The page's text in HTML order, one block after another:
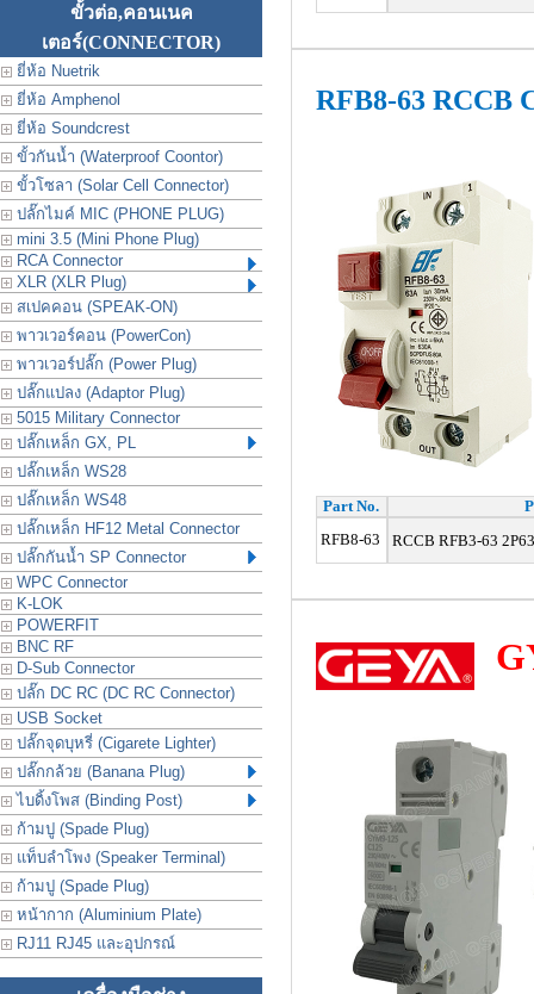
ขั้วต่อ,คอนเนค
เตอร์(CONNECTOR)
ยี่ห้อ Nuetrik
ยี่ห้อ Amphenol
ยี่ห้อ Soundcrest
ขั้วกันน้ำ (Waterproof Coontor)
ขั้วโซลา (Solar Cell Connector)
ปลั๊กไมค์ MIC (PHONE PLUG)
mini 3.5 (Mini Phone Plug)
RCA Connector
XLR (XLR Plug)
สเปคคอน (SPEAK-ON)
พาวเวอร์คอน (PowerCon)
พาวเวอร์ปลั๊ก (Power Plug)
ปลั๊กแปลง (Adaptor Plug)
5015 Military Connector
ปลั๊กเหล็ก GX, PL
ปลั๊กเหล็ก WS28
ปลั๊กเหล็ก WS48
ปลั๊กเหล็ก HF12 Metal Connector
ปลั๊กกันน้ำ SP Connector
WPC Connector
K-LOK
POWERFIT
BNC RF
D-Sub Connector
ปลั๊ก DC RC (DC RC Connector)
USB Socket
ปลั๊กจุดบุหรี่ (Cigarete Lighter)
ปลั๊กกล้วย (Banana Plug)
ไบดิ้งโพส (Binding Post)
ก้ามปู (Spade Plug)
แท็บลำโพง (Speaker Terminal)
ก้ามปู (Spade Plug)
หน้ากาก (Aluminium Plate)
RJ11 RJ45 และอุปกรณ์
RFB8-63 RCCB
Part No.
RFB8-63
RCCB RFB3-63